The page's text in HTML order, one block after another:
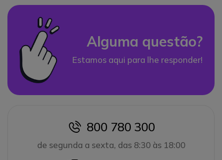
Alguma questão?
Estamos aqui para lhe responder!
icon
800 780 300
de segunda a sexta, das 8:30 às 18:00